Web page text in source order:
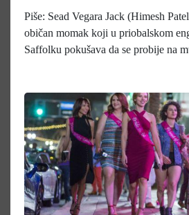
Piše: Sead Vegara Jack (Himesh
običan momak koji u priobalskom
Saffolku pokušava da se probije na